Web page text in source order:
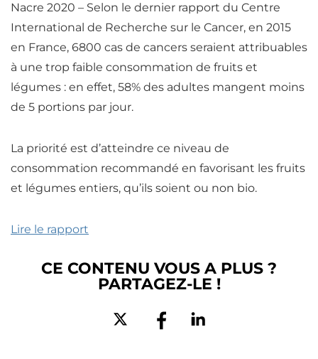
Nacre 2020 – Selon le dernier rapport du Centre
International de Recherche sur le Cancer, en 2015
en France, 6800 cas de cancers seraient attribuables
à une trop faible consommation de fruits et
légumes : en effet, 58% des adultes mangent moins
de 5 portions par jour.
La priorité est d’atteindre ce niveau de
consommation recommandé en favorisant les fruits
et légumes entiers, qu’ils soient ou non bio.
Lire le rapport
CE CONTENU VOUS A PLUS ?
PARTAGEZ-LE !